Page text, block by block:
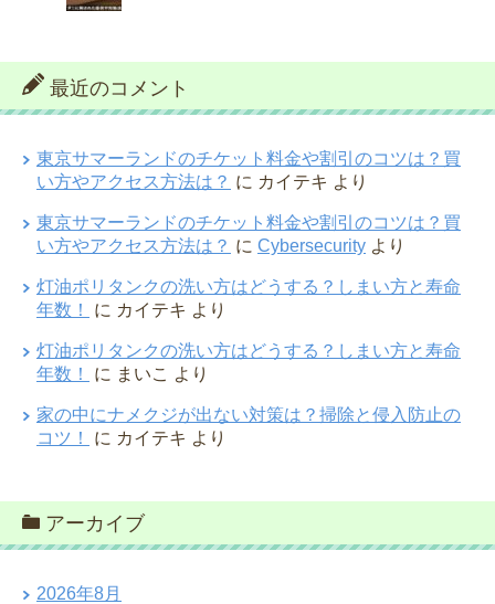
最近のコメント
東京サマーランドのチケット料金や割引のコツは？買
い方やアクセス方法は？ に カイテキ より
東京サマーランドのチケット料金や割引のコツは？買
い方やアクセス方法は？ に Cybersecurity より
灯油ポリタンクの洗い方はどうする？しまい方と寿命
年数！
に カイテキ より
灯油ポリタンクの洗い方はどうする？しまい方と寿命
年数！
に まいこ より
家の中にナメクジが出ない対策は？掃除と侵入防止の
コツ！
に カイテキ より
アーカイブ
2026年8月